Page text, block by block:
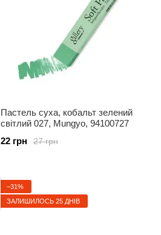
Пастель суха, кобальт зелений
світлий 027, Mungyo, 94100727
27 грн
22 грн
−31%
ЗАЛИШИЛОСЬ 25 ДНІВ